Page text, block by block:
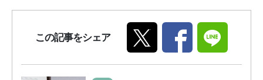
この記事をシェア